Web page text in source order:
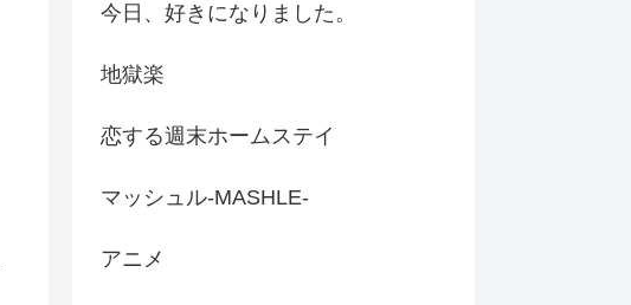
今日、好きになりました。
地獄楽
恋する週末ホームステイ
マッシュル-MASHLE-
アニメ